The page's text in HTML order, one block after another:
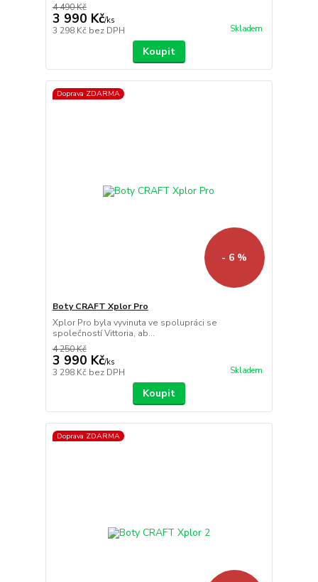
4 490 Kč
3 990 Kč/ks
3 298 Kč bez DPH Skladem
Koupit
Doprava ZDARMA
- 6 %
Boty CRAFT Xplor Pro
Xplor Pro byla vyvinuta ve spolupráci se
společností Vittoria, ab...
4 250 Kč
3 990 Kč/ks
3 298 Kč bez DPH Skladem
Koupit
Doprava ZDARMA